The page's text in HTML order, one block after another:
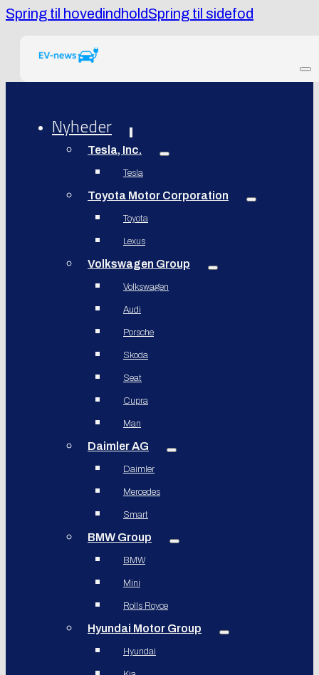
Spring til hovedindholdSpring til sidefod
Nyheder
Tesla, Inc.
Tesla
Toyota Motor Corporation
Toyota
Lexus
Volkswagen Group
Volkswagen
Audi
Porsche
Skoda
Seat
Cupra
Man
Daimler AG
Daimler
Mercedes
Smart
BMW Group
BMW
Mini
Rolls Royce
Hyundai Motor Group
Hyundai